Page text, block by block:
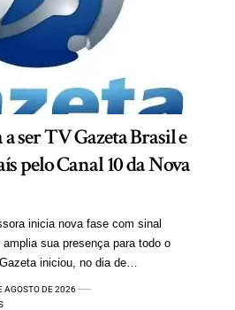
ser TV Gazeta Brasil e
pelo Canal 10 da Nova
inicia nova fase com sinal
sua presença para todo o
iniciou, no dia de…
AGOSTO DE 2026